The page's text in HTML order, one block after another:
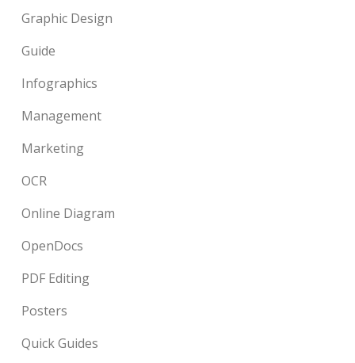
Graphic Design
Guide
Infographics
Management
Marketing
OCR
Online Diagram
OpenDocs
PDF Editing
Posters
Quick Guides